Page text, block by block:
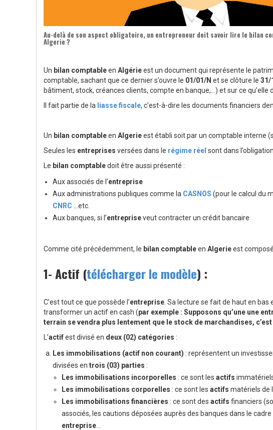
Au-delà de son aspect obligatoire, un entrepreneur doit savoir lire le bilan
Algerie ?
Un bilan comptableen Algérieest un document qui représente le
comptable, sachant que ce dernier s’ouvre le 01/01/N et se clôture le 31/
bâtiment, stock, créances clients, compte en banque,…) et sur ce qu’elle
Il fait partie de la liasse fiscale, c’est-à-dire les documents financiers
Un bilan comptableen Algerieest établi soit par un comptable interne
Seules les entreprises versées dans le régime réel sont dans
Le bilan comptabledoit être aussi présenté :
Aux associés de l’entreprise
Aux administrations publiques comme la CASNOS (pour le calcul du
CNRC …etc.
Aux banques, si l’entrepriseveut contracter un crédit bancaire
Comme cité précédemment, le bilan comptableen Algerieest
1- Actif (télécharger le modèle) :
C’est tout ce que possède l’entreprise . Sa lecture se fait de haut en
transformer un actif en cash (par exemple : Supposons qu’une une
terrain se vendra plus lentement que le stock de marchandises,
L’actifest divisé en deux (02) catégories :
Les immobilisations (actif non courant) : représentent un
divisées en trois (03) parties :
Les immobilisations incorporelles : ce sont les actifs immatériels
Les immobilisations corporelles : ce sont les actifs matériels de
Les immobilisations financières : ce sont des actifs financiers
associés, les cautions déposées auprès des banques dans le
entreprise